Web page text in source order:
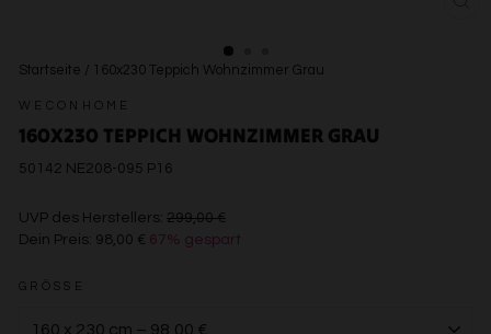
Startseite / 160x230 Teppich Wohnzimmer Grau
WECONHOME
160X230 TEPPICH WOHNZIMMER GRAU
50142 NE208-095 P16
UVP des Herstellers: 299,00 €€299,00
Dein Preis: 98,00 € 67% gespart
GRÖSSE